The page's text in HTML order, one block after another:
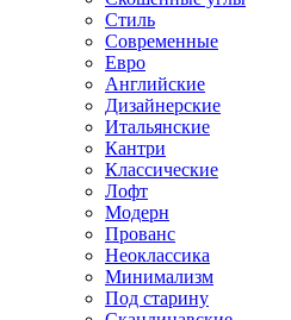
Стиль
Современные
Евро
Английские
Дизайнерские
Итальянские
Кантри
Классические
Лофт
Модерн
Прованс
Неоклассика
Минимализм
Под старину